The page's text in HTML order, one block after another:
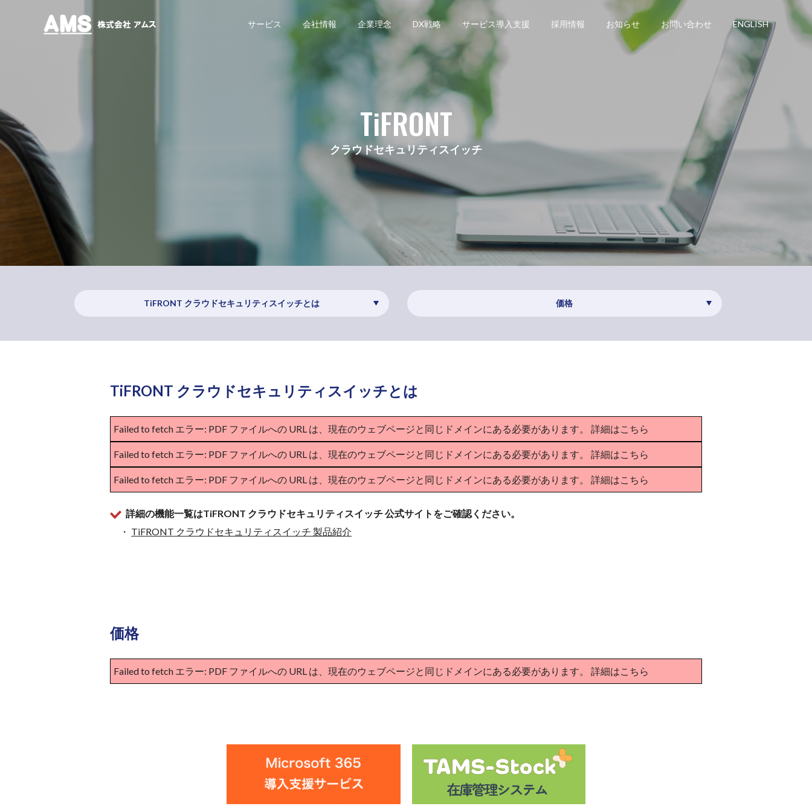
サービス 会社情報 企業理念 DX戦略 サービス導入支援 採用情報 お知らせ お問い合わせ ENGLISH
TiFRONT
クラウドセキュリティスイッチ
TiFRONT クラウドセキュリティスイッチとは 価格
TiFRONT クラウドセキュリティスイッチとは
Failed to fetch エラー: PDF ファイルへの URL は、現在のウェブページと同じドメインにある必要があります。 詳細はこちら
Failed to fetch エラー: PDF ファイルへの URL は、現在のウェブページと同じドメインにある必要があります。 詳細はこちら
Failed to fetch エラー: PDF ファイルへの URL は、現在のウェブページと同じドメインにある必要があります。 詳細はこちら
詳細の機能一覧はTiFRONT クラウドセキュリティスイッチ 公式サイトをご確認ください。
・ TiFRONT クラウドセキュリティスイッチ 製品紹介
価格
Failed to fetch エラー: PDF ファイルへの URL は、現在のウェブページと同じドメインにある必要があります。 詳細はこちら